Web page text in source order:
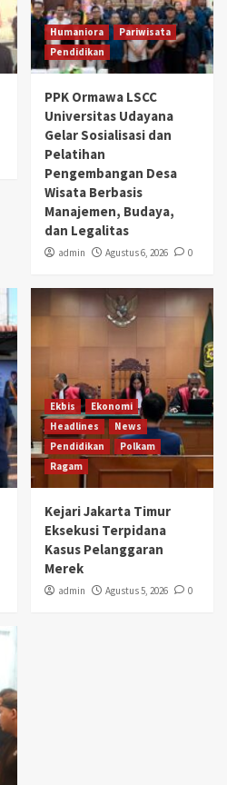
Humaniora
Pariwisata
Pendidikan
PPK Ormawa LSCC
Universitas Udayana
Gelar Sosialisasi dan
Pelatihan
Pengembangan Desa
Wisata Berbasis
Manajemen, Budaya,
dan Legalitas
admin Agustus 6, 2026 0
Ekbis
Ekonomi
Headlines
News
Pendidikan
Polkam
Ragam
Kejari Jakarta Timur
Eksekusi Terpidana
Kasus Pelanggaran
Merek
admin Agustus 5, 2026 0